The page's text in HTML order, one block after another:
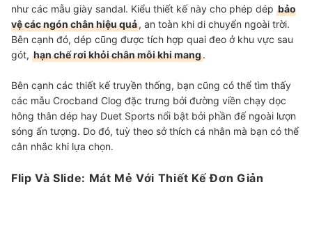
như các mẫu giày sandal. Kiểu thiết kế này cho phép dép bảo
vệ các ngón chân hiệu quả, an toàn khi di chuyển ngoài trời.
Bên cạnh đó, dép cũng được tích hợp quai đeo ở khu vực sau
gót, hạn chế rơi khỏi chân mỗi khi mang.
Bên cạnh các thiết kế truyền thống, bạn cũng có thể tìm thấy
các mẫu Crocband Clog đặc trưng bởi đường viền chạy dọc
hông thân dép hay Duet Sports nổi bật bởi phần đế ngoài lượn
sóng ấn tượng. Do đó, tuỳ theo sở thích cá nhân mà bạn có thể
cân nhắc khi lựa chọn.
Flip Và Slide: Mát Mẻ Với Thiết Kế Đơn Giản